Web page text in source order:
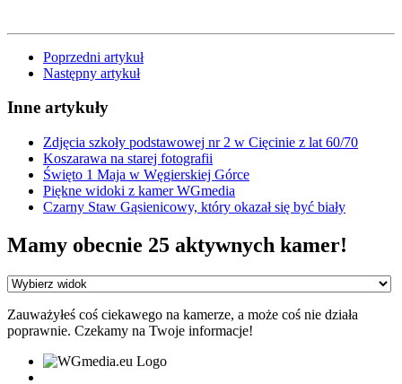
Poprzedni artykuł
Następny artykuł
Inne artykuły
Zdjęcia szkoły podstawowej nr 2 w Cięcinie z lat 60/70
Koszarawa na starej fotografii
Święto 1 Maja w Węgierskiej Górce
Piękne widoki z kamer WGmedia
Czarny Staw Gąsienicowy, który okazał się być biały
Mamy obecnie 25 aktywnych kamer!
Zauważyłeś coś ciekawego na kamerze, a może coś nie działa
poprawnie. Czekamy na Twoje informacje!